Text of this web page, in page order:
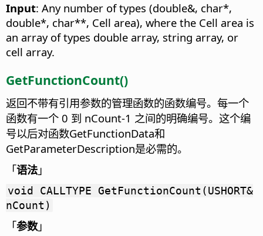
Input: Any number of types (double&, char*,
double*, char**, Cell area), where the Cell area is
an array of types double array, string array, or
cell array.
GetFunctionCount()
返回不带有引用参数的管理函数的函数编号。每一个
函数有一个 0 到 nCount-1 之间的明确编号。这个编
号以后对函数GetFunctionData和
GetParameterDescription是必需的。
「语法 」
void CALLTYPE GetFunctionCount(USHORT&
nCount)
「参数」